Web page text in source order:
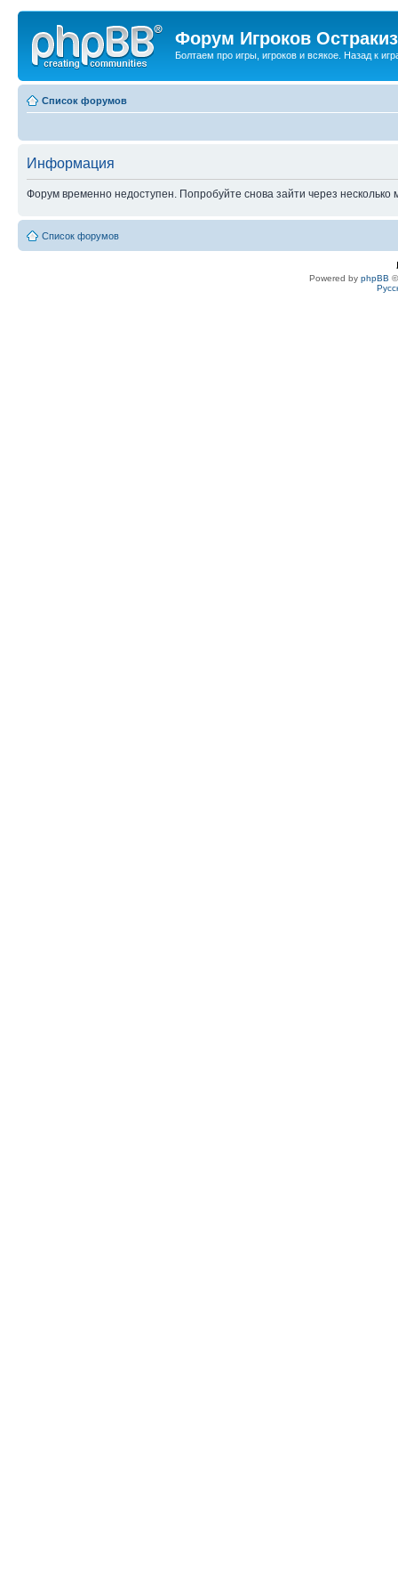
Форум Игроков
Болтаем про игры, игроков и всякое. Назад к
Список форумов
Информация
Форум временно недоступен. Попробуйте снова зайти через несколько
Список форумов
Powered by phpBB